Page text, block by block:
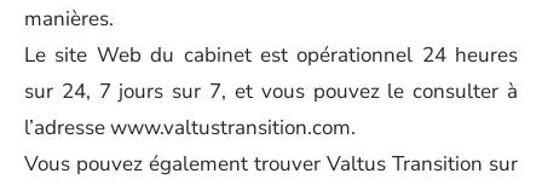
manières.
Le site Web du cabinet est opérationnel 24 heures
sur 24, 7 jours sur 7, et vous pouvez le consulter à
l’adresse www.valtustransition.com.
Vous pouvez également trouver Valtus Transition sur